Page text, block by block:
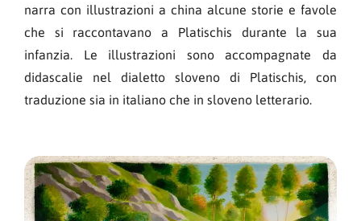
narra con illustrazioni a china alcune storie e favole
che si raccontavano a Platischis durante la sua
infanzia. Le illustrazioni sono accompagnate da
didascalie nel dialetto sloveno di Platischis, con
traduzione sia in italiano che in sloveno letterario.